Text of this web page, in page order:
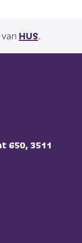
HUS.
650, 3511